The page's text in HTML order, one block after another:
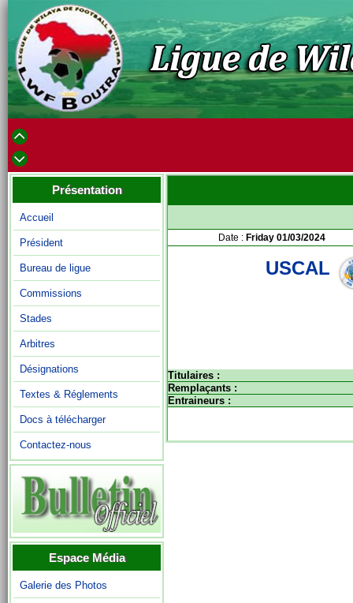
Présentation
Accueil
Président
Bureau de ligue
Commissions
Stades
Arbitres
Désignations
Textes & Réglements
Docs à télécharger
Contactez-nous
Espace Média
Galerie des Photos
Date : Friday 01/03/2024
USCAL
Titulaires :
Remplaçants :
Entraineurs :